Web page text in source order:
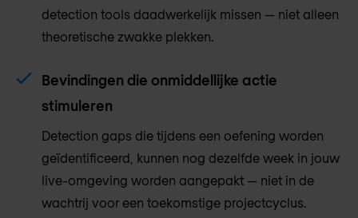
detection tools daadwerkelijk missen — niet alleen
theoretische zwakke plekken.
Bevindingen die onmiddellijke actie
stimuleren
Detection gaps die tijdens een oefening worden
geïdentificeerd, kunnen nog dezelfde week in jouw
live-omgeving worden aangepakt — niet in de
wachtrij voor een toekomstige projectcyclus.